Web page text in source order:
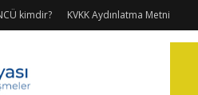
kimdir? KVKK Aydınlatma Metni